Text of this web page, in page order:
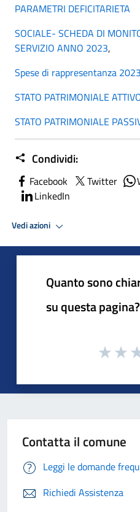
PARAMETRI DEFICITARIETA
SOCIALE- SCHEDA DI
SERVIZIO ANNO 2023,
Spese di rappresentanza 2023
STATO PATRIMONIALE
STATO PATRIMONIALE
Condividi:
Facebook Twitter
LinkedIn
Vedi azioni
Quanto sono
su questa pagina?
Contatta il comune
Leggi le domande
Richiedi Assistenza